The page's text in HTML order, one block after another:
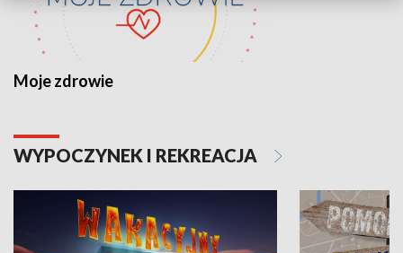
Moje zdrowie
WYPOCZYNEK I REKREACJA